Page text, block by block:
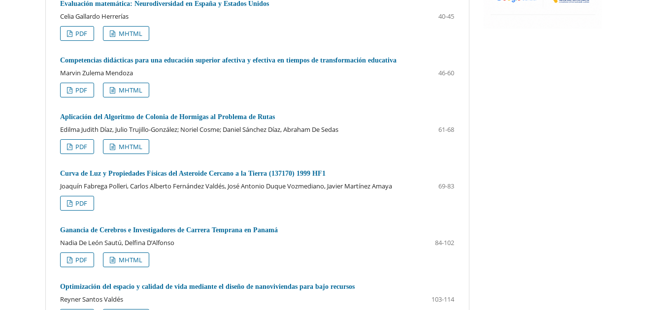
Evaluación matemática: Neurodiversidad en España y Estados Unidos
Celia Gallardo Herrerías
40-45
PDF
MHTML
Competencias didácticas para una educación superior afectiva y efectiva en tiempos de transformación educativa
Marvin Zulema Mendoza
46-60
PDF
MHTML
Aplicación del Algoritmo de Colonia de Hormigas al Problema de Rutas
Edilma Judith Díaz, Julio Trujillo-González; Noriel Cosme; Daniel Sánchez Díaz, Abraham De Sedas
61-68
PDF
MHTML
Curva de Luz y Propiedades Físicas del Asteroide Cercano a la Tierra (137170) 1999 HF1
Joaquín Fabrega Polleri, Carlos Alberto Fernández Valdés, José Antonio Duque Vozmediano, Javier Martínez Amaya
69-83
PDF
Ganancia de Cerebros e Investigadores de Carrera Temprana en Panamá
Nadia De León Sautú, Delfina D’Alfonso
84-102
PDF
MHTML
Optimización del espacio y calidad de vida mediante el diseño de nanoviviendas para bajo recursos
Reyner Santos Valdés
103-114